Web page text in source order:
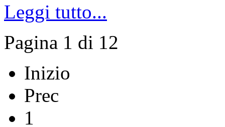
Leggi tutto...
Pagina 1 di 12
Inizio
Prec
1